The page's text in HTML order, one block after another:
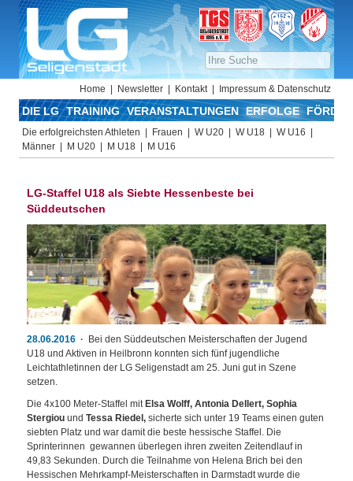
Home Newsletter Kontakt Impressum & Datenschutz
DIE LG TRAINING VERANSTALTUNGEN ERFOLGE
Die erfolgreichsten Athleten Frauen W U20 W U18
W U16
Männer
M U20 M U18 M U16
LG-Staffel U18 als Siebte Hessenbeste bei
Süddeutschen
28.06.2016
Bei den Süddeutschen Meisterschaften der Jugend
U18 und Aktiven in Heilbronn konnten sich fünf jugendliche
Leichtathletinnen der LG Seligenstadt am 25. Juni gut in Szene
setzen.
Die 4x100 Meter-Staffel mit Elsa Wolff, Antonia Dellert, Sophia
Stergiou und Tessa Riedel, sicherte sich unter 19 Teams einen guten
siebten Platz und war damit die beste hessische Staffel. Die
Sprinterinnen gewannen überlegen ihren zweiten Zeitendlauf in
49,83 Sekunden. Durch die Teilnahme von Helena Brich bei den
Hessischen Mehrkampf-Meisterschaften in Darmstadt wurde die